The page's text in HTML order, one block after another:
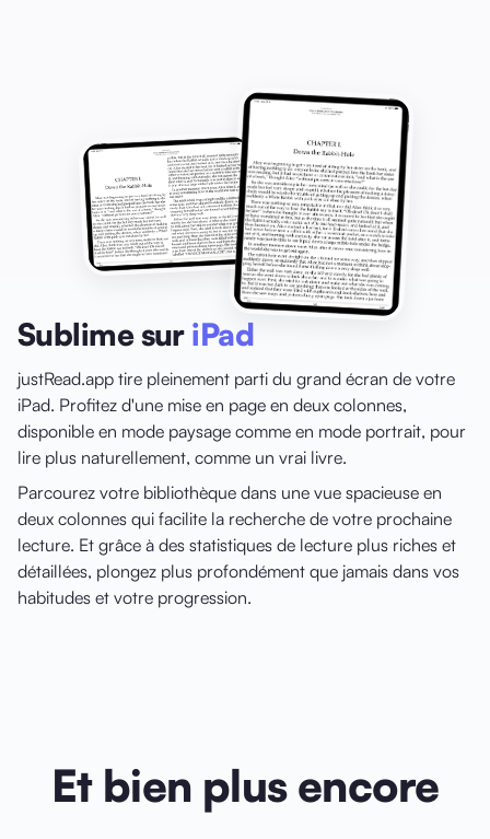
Sublime sur iPad
justRead.app tire pleinement parti du grand écran de votre
iPad. Profitez d'une mise en page en deux colonnes,
disponible en mode paysage comme en mode portrait, pour
lire plus naturellement, comme un vrai livre.
Parcourez votre bibliothèque dans une vue spacieuse en
deux colonnes qui facilite la recherche de votre prochaine
lecture. Et grâce à des statistiques de lecture plus riches et
détaillées, plongez plus profondément que jamais dans vos
habitudes et votre progression.
Et bien plus encore